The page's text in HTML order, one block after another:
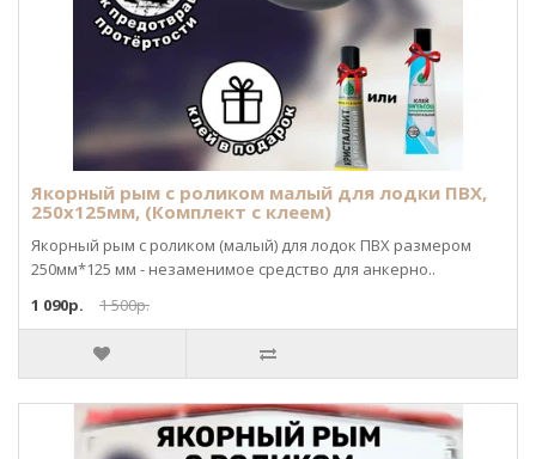
Якорный рым с роликом малый для лодки ПВХ,
250х125мм, (Комплект с клеем)
Якорный рым с роликом (малый) для лодок ПВХ размером
250мм*125 мм - незаменимое средство для анкерно..
1 090р.
1 500р.